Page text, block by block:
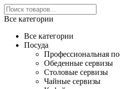
Все категории
Все категории
Посуда
Профессиональная
Обеденные сервизы
Столовые сервизы
Чайные сервизы